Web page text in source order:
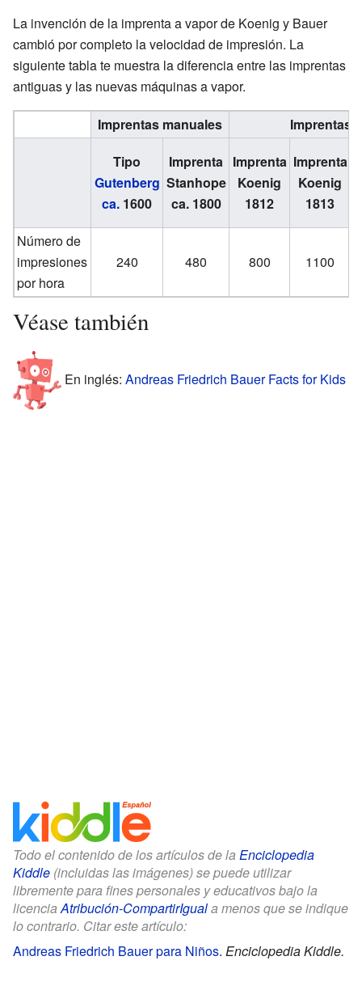
La invención de la imprenta a vapor de Koenig y Bauer
cambió por completo la velocidad de impresión. La
siguiente tabla te muestra la diferencia entre las imprentas
antiguas y las nuevas máquinas a vapor.
Imprentas manuales
Imprentas
Tipo
Gutenberg
ca. 1600
Imprenta
Stanhope
ca. 1800
Imprenta
Koenig
1812
Imprenta
Koenig
1813
Número de
impresiones
por hora
240 480 800 1100
Véase también
En inglés: Andreas Friedrich Bauer Facts for Kids
Todo el contenido de los artículos de la Enciclopedia
Kiddle (incluidas las imágenes) se puede utilizar
libremente para fines personales y educativos bajo la
licenciaAtribución-CompartirIguala menos que se indique
lo contrario. Citar este artículo:
Andreas Friedrich Bauer para Niños. Enciclopedia Kiddle.